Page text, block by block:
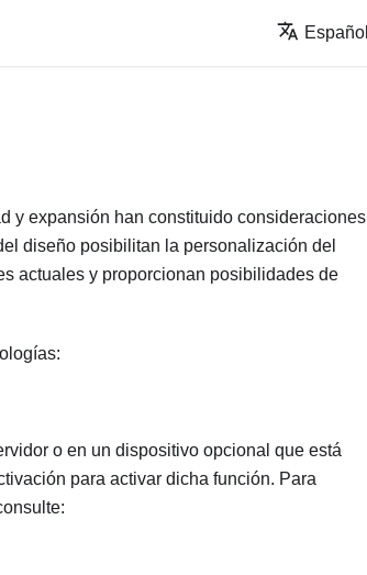
Español
y expansión han constituido consideraciones
diseño posibilitan la personalización del
actuales y proporcionan posibilidades de
o en un dispositivo opcional que está
para activar dicha función. Para